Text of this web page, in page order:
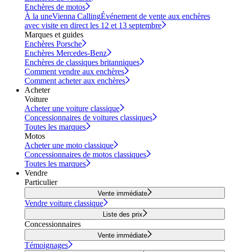
Enchères de motos
À la uneVienna CallingÉvénement de vente aux enchères
avec visite en direct les 12 et 13 septembre
Marques et guides
Enchères Porsche
Enchères Mercedes-Benz
Enchères de classiques britanniques
Comment vendre aux enchères
Comment acheter aux enchères
Acheter
Voiture
Acheter une voiture classique
Concessionnaires de voitures classiques
Toutes les marques
Motos
Acheter une moto classique
Concessionnaires de motos classiques
Toutes les marques
Vendre
Particulier
Vente immédiate
Vendre voiture classique
Liste des prix
Concessionnaires
Vente immédiate
Témoignages